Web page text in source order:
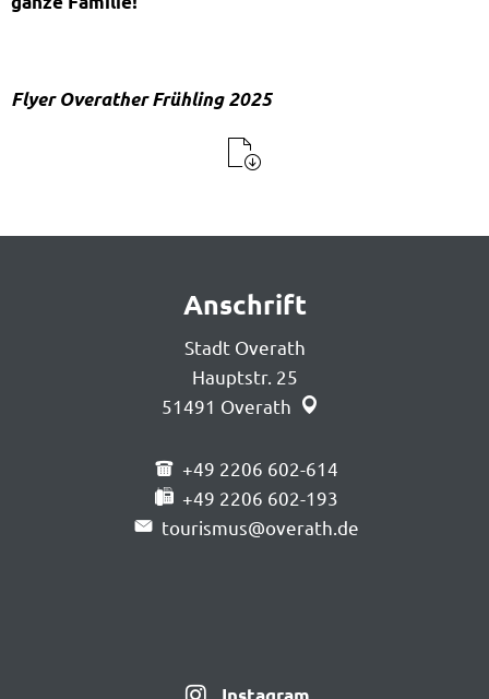
Flyer Overather Frühling 2025
Anschrift
Stadt Overath
Hauptstr. 25
51491 Overath
+49 2206 602-614
+49 2206 602-193
tourismus@overath.de